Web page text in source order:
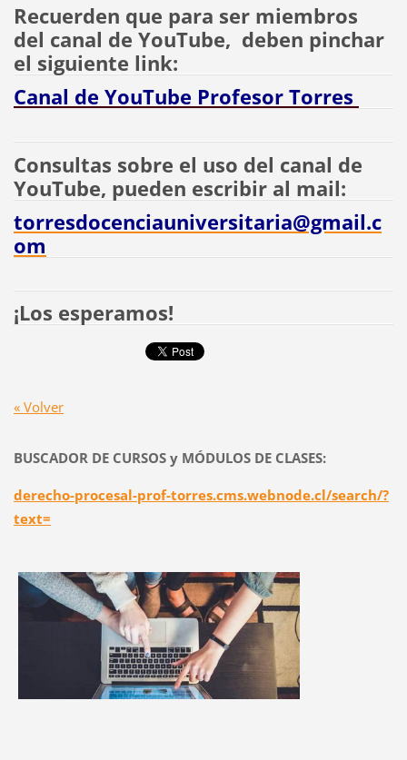
Recuerden que para ser miembros
del canal de YouTube, deben pinchar
el siguiente link:
Canal de YouTube Profesor Torres
Consultas sobre el uso del canal de
YouTube, pueden escribir al mail:
torresdocenciauniversitaria@gmail.c
om
¡Los esperamos!
« Volver
BUSCADOR DE CURSOS y MÓDULOS DE CLASES:
derecho-procesal-prof-torres.cms.webnode.cl/search/?
text=